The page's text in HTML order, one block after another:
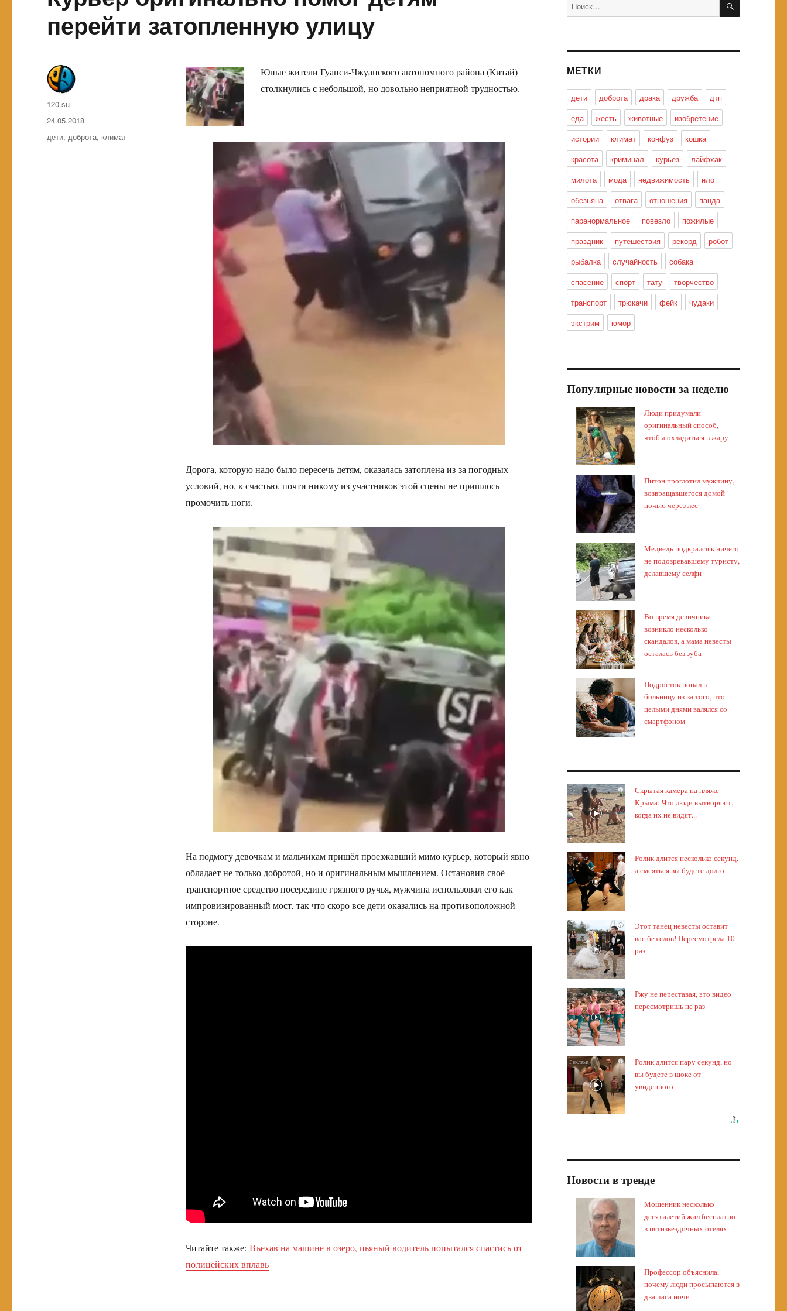
перейти затопленную улицу
Юные жители Гуанси-Чжуанского автономного района (Китай)
столкнулись с небольшой, но довольно неприятной трудностью.
Дорога, которую надо было пересечь детям, оказалась затоплена из-за погодных
условий, но, к счастью, почти никому из участников этой сцены не пришлось
промочить ноги.
На подмогу девочкам и мальчикам пришёл проезжавший мимо курьер, который явно
обладает не только добротой, но и оригинальным мышлением. Остановив своё
транспортное средство посередине грязного ручья, мужчина использовал его как
импровизированный мост, так что скоро все дети оказались на противоположной
стороне.
Читайте также: Въехав на машине в озеро, пьяный водитель попытался спастись от
полицейских вплавь
Автор
120.su
Опубликовано
24.05.2018
Метки
дети,доброта, климат
МЕТКИ
дети доброта драка дружба
дтп
еда
жесть животные
изобретение
истории
климат конфуз
кошка
красота
криминал курьез
лайфхак
милота
мода недвижимость
нло
обезьяна
отвага отношения
панда
паранормальное
повезло
пожилые
праздник
путешествия рекорд
робот
рыбалка
случайность
собака
спасение
спорт тату
творчество
транспорт
трюкачи фейк
чудаки
экстрим
юмор
Популярные новости за неделю
Люди придумали
оригинальный способ,
чтобы охладиться в жару
Питон проглотил мужчину,
возвращавшегося домой
ночью через лес
Медведь подкрался к ничего
не подозревавшему туристу,
делавшему селфи
Во время девичника
возникло несколько
скандалов, а мама невесты
осталась без зуба
Подросток попал в
больницу из-за того, что
целыми днями валялся со
смартфоном
i
Скрытая камера на пляже
Крыма: Что люди вытворяют,
когда их не видят...
i
Ролик длится несколько секунд,
а смеяться вы будете долго
i
Этот танец невесты оставит
вас без слов! Пересмотрела 10
раз
i
Ржу не переставая, это видео
пересмотришь не раз
i
Ролик длится пару секунд, но
вы будете в шоке от
увиденного
Новости в тренде
Мошенник несколько
десятилетий жил бесплатно
в пятизвёздочных отелях
Профессор объяснила,
почему люди просыпаются в
два часа ночи